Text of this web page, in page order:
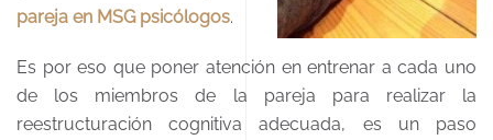
pareja en MSG psicólogos.
Es por eso que poner atención en entrenar a cada uno
de los miembros de la pareja para realizar la
reestructuración cognitiva adecuada, es un paso